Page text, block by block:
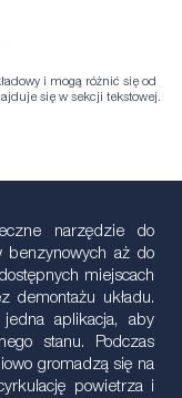
i mogą różnić się od
się w sekcji tekstowej.
narzędzie do
benzynowych aż do
miejscach
demontażu układu.
aplikacja, aby
stanu. Podczas
gromadzą się na
powietrza i